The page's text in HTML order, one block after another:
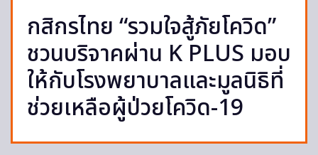
กสิกรไทย “รวมใจสู้ภัยโควิด”
ชวนบริจาคผ่าน K PLUS มอบ
ให้กับโรงพยาบาลและมูลนิธิที่
ช่วยเหลือผู้ป่วยโควิด-19